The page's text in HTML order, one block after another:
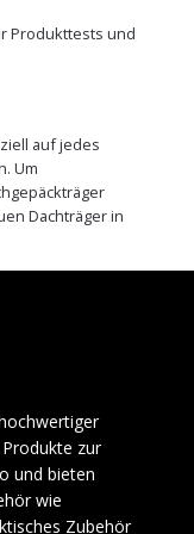
Produkttests und
auf jedes
Um
Dachträger in
zur
und bieten
wie
Zubehör